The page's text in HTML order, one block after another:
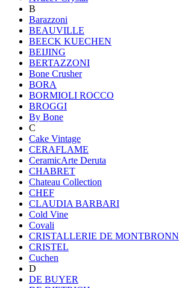
B
Barazzoni
BEAUVILLE
BEECK KUECHEN
BEIJING
BERTAZZONI
Bone Crusher
BORA
BORMIOLI ROCCO
BROGGI
By Bone
C
Cake Vintage
CERAFLAME
CeramicArte Deruta
CHABRET
Chateau Collection
CHEF
CLAUDIA BARBARI
Cold Vine
Covali
CRISTALLERIE DE MONTBRONN
CRISTEL
Cuchen
D
DE BUYER